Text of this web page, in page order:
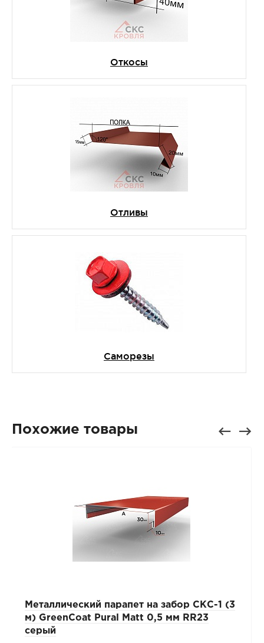
Откосы
Отливы
Саморезы
Похожие товары
Металлический парапет на забор СКС-1 (3
м) GreenCoat Pural Matt 0,5 мм RR23
серый